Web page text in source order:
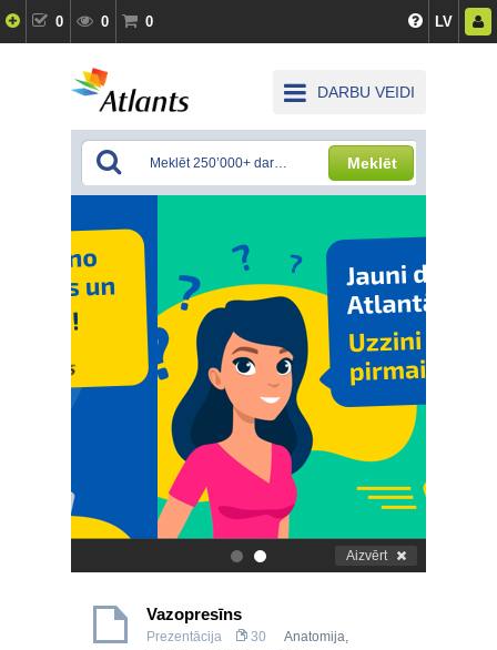
0 0 0 LV
DARBU VEIDI
Meklēt
. Aizvērt
Vazopresīns
Prezentācija 30
Anatomija,